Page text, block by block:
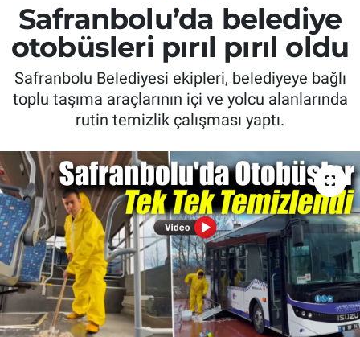
Safranbolu’da belediye
otobüsleri pırıl pırıl oldu
Safranbolu Belediyesi ekipleri, belediyeye bağlı
toplu taşıma araçlarının içi ve yolcu alanlarında
rutin temizlik çalışması yaptı.